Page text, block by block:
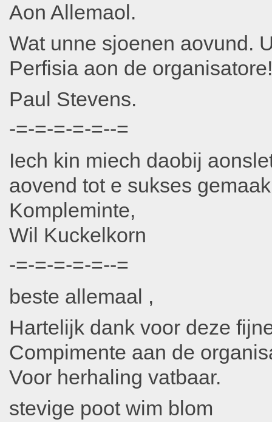
Aon Allemaol.
Wat unne sjoenen aovund.
Perfisia aon de organisatore!
Paul Stevens.
-=-=-=-=-=--=
Iech kin miech daobij
aovend tot e sukses
Kompleminte,
Wil Kuckelkorn
-=-=-=-=-=--=
beste allemaal ,
Hartelijk dank voor deze
Compimente aan de
Voor herhaling vatbaar.
stevige poot wim blom